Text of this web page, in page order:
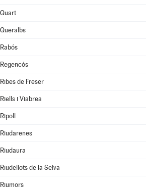
Quart
Queralbs
Rabós
Regencós
Ribes de Freser
Riells i Viabrea
Ripoll
Riudarenes
Riudaura
Riudellots de la Selva
Riumors